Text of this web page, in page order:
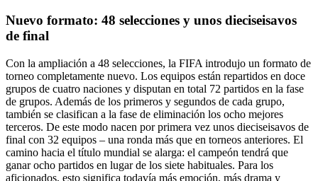
Nuevo formato: 48 selecciones y unos dieciseisavos
de final
Con la ampliación a 48 selecciones, la FIFA introdujo un formato de
torneo completamente nuevo. Los equipos están repartidos en doce
grupos de cuatro naciones y disputan en total 72 partidos en la fase
de grupos. Además de los primeros y segundos de cada grupo,
también se clasifican a la fase de eliminación los ocho mejores
terceros. De este modo nacen por primera vez unos dieciseisavos de
final con 32 equipos – una ronda más que en torneos anteriores. El
camino hacia el título mundial se alarga: el campeón tendrá que
ganar ocho partidos en lugar de los siete habituales. Para los
aficionados, esto significa todavía más emoción, más drama y